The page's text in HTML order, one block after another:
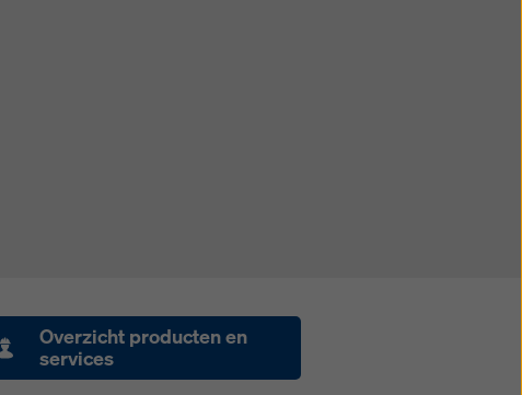
Overzicht producten en
services